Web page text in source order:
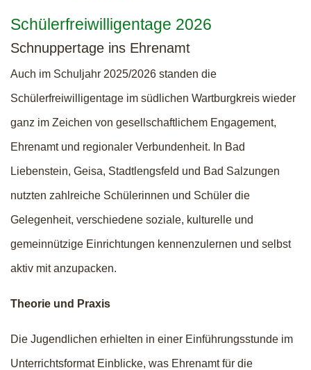
Schülerfreiwilligentage 2026
Schnuppertage ins Ehrenamt
Auch im Schuljahr 2025/2026 standen die
Schülerfreiwilligentage im südlichen Wartburgkreis wieder
ganz im Zeichen von gesellschaftlichem Engagement,
Ehrenamt und regionaler Verbundenheit. In Bad
Liebenstein, Geisa, Stadtlengsfeld und Bad Salzungen
nutzten zahlreiche Schülerinnen und Schüler die
Gelegenheit, verschiedene soziale, kulturelle und
gemeinnützige Einrichtungen kennenzulernen und selbst
aktiv mit anzupacken.
Theorie und Praxis
Die Jugendlichen erhielten in einer Einführungsstunde im
Unterrichtsformat Einblicke, was Ehrenamt für die